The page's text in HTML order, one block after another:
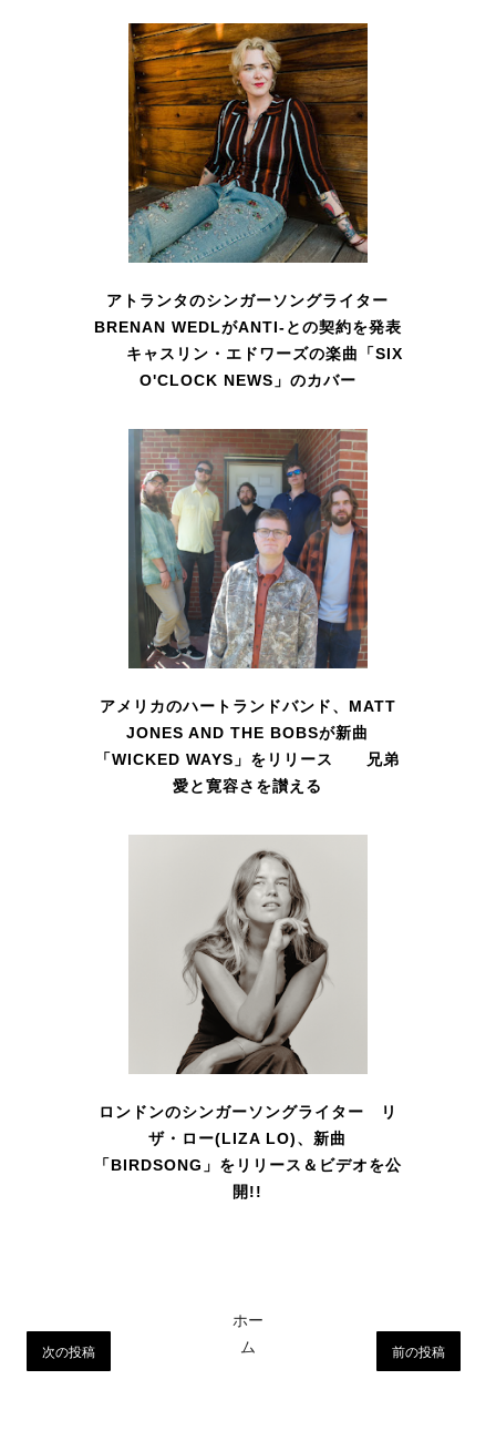
アトランタのシンガーソングライター
BRENAN WEDLがANTI-との契約を発表
キャスリン・エドワーズの楽曲「SIX
O'CLOCK NEWS」のカバー
アメリカのハートランドバンド、MATT
JONES AND THE BOBSが新曲
「WICKED WAYS」をリリース 兄弟
愛と寛容さを讃える
ロンドンのシンガーソングライター リ
ザ・ロー(LIZA LO)、新曲
「BIRDSONG」をリリース＆ビデオを公
開!!
次の投稿 前の投稿
ホー
ム